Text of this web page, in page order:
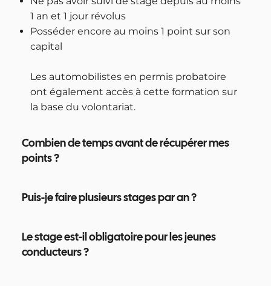
1 an et 1 jour révolus
Posséder encore au moins 1 point sur son
capital
Les automobilistes en permis probatoire
ont également accès à cette formation sur
la base du volontariat.
Combien de temps avant de récupérer mes
points ?
Puis-je faire plusieurs stages par an ?
Le stage est-il obligatoire pour les jeunes
conducteurs ?